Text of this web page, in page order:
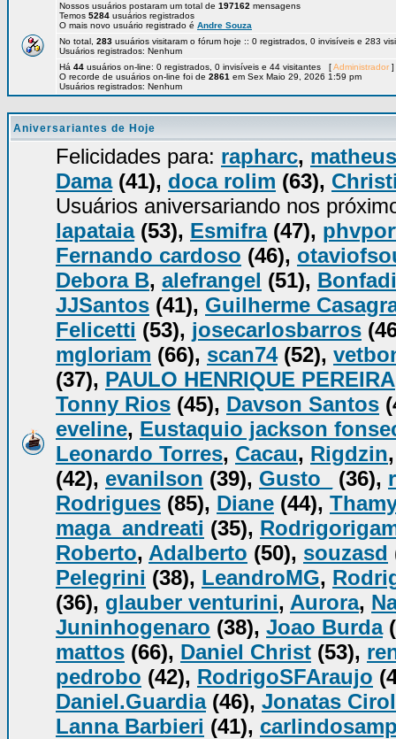
Nossos usuários postaram um total de 197162 mensagens
Temos 5284 usuários registrados
O mais novo usuário registrado é Andre Souza
No total, 283 usuários visitaram o fórum hoje :: 0 registrados, 0 invisíveis e 283
Usuários registrados: Nenhum
Há 44 usuários on-line: 0 registrados, 0 invisíveis e 44 visitantes [Administrador
O recorde de usuários on-line foi de 2861 em Sex Maio 29, 2026 1:59 pm
Usuários registrados: Nenhum
Aniversariantes de Hoje
Felicidades para: rapharc,
Dama(41), doca rolim (63),
Usuários aniversariando nos
lapataia(53), Esmifra(47),
Fernando cardoso (46),
Debora B, alefrangel (51),
JJSantos (41), Guilherme
Felicetti (53), josecarlosbarros
mgloriam (66), scan74(52),
(37), PAULO HENRIQUE PEREIRA
Tonny Rios (45), Davson Santos
eveline, Eustaquio jackson
Leonardo Torres, Cacau, Rigdzin
(42), evanilson (39), Gusto_ (36),
Rodrigues (85), Diane (44),
maga_andreati (35),
Roberto, Adalberto (50), souzasd
Pelegrini (38), LeandroMG,
(36), glauber venturini, Aurora,
Juninhogenaro (38), Joao Burda
mattos (66), Daniel Christ (53),
pedrobo (42), RodrigoSFAraujo
Daniel.Guardia(46), Jonatas
Lanna Barbieri (41),